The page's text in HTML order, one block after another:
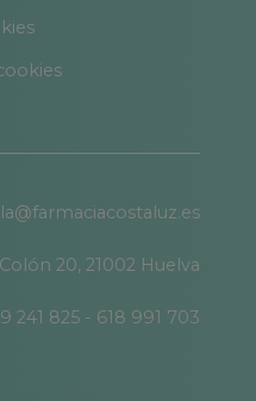
20, 21002 Huelva
241 825 - 618 991 703